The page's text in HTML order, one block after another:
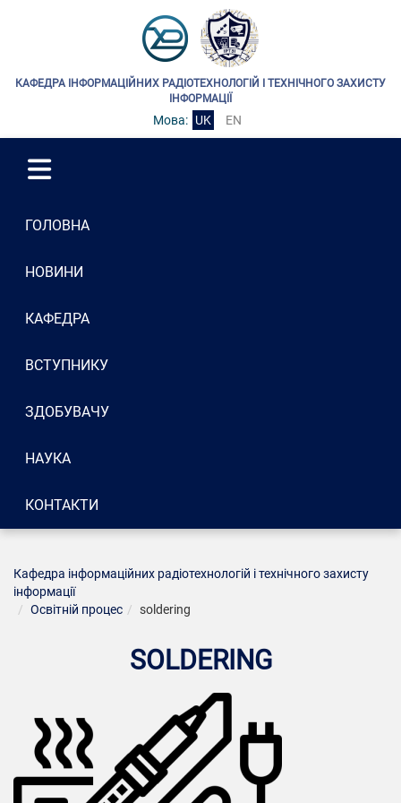
КАФЕДРА ІНФОРМАЦІЙНИХ РАДІОТЕХНОЛОГІЙ І ТЕХНІЧНОГО ЗАХИСТУ
ІНФОРМАЦІЇ
Мова: UK EN
ГОЛОВНА
НОВИНИ
КАФЕДРА
ВСТУПНИКУ
ЗДОБУВАЧУ
НАУКА
КОНТАКТИ
Кафедра інформаційних радіотехнологій і технічного захисту
інформації
Освітній процес
soldering
SOLDERING